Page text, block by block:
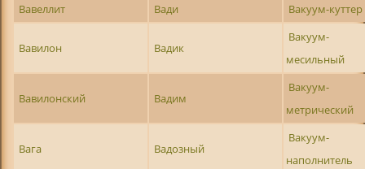
Вавеллит
Вади Вакуум-куттер
Вавилон Вадик
Вакуум-
месильный
Вавилонский Вадим
Вакуум-
метрический
Вага Вадозный
Вакуум-
наполнитель